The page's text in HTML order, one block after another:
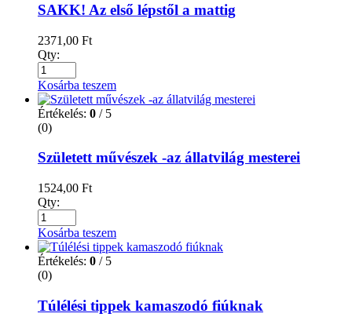
SAKK! Az első lépstől a mattig
2371,00 Ft
Qty:
Kosárba teszem
Értékelés: 0 / 5
(0)
Született művészek -az állatvilág mesterei
1524,00 Ft
Qty:
Kosárba teszem
Értékelés: 0 / 5
(0)
Túlélési tippek kamaszodó fiúknak